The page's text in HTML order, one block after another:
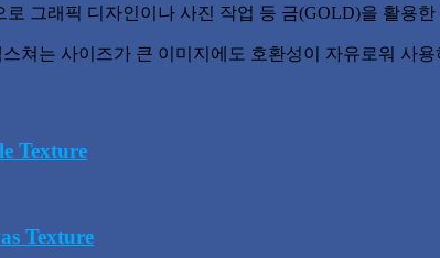
로 그래픽 디자인이나 사진 작업 등 금(GOLD)을 활용
쳐는 사이즈가 큰 이미지에도 호환성이 자유로워 사
Texture
Texture